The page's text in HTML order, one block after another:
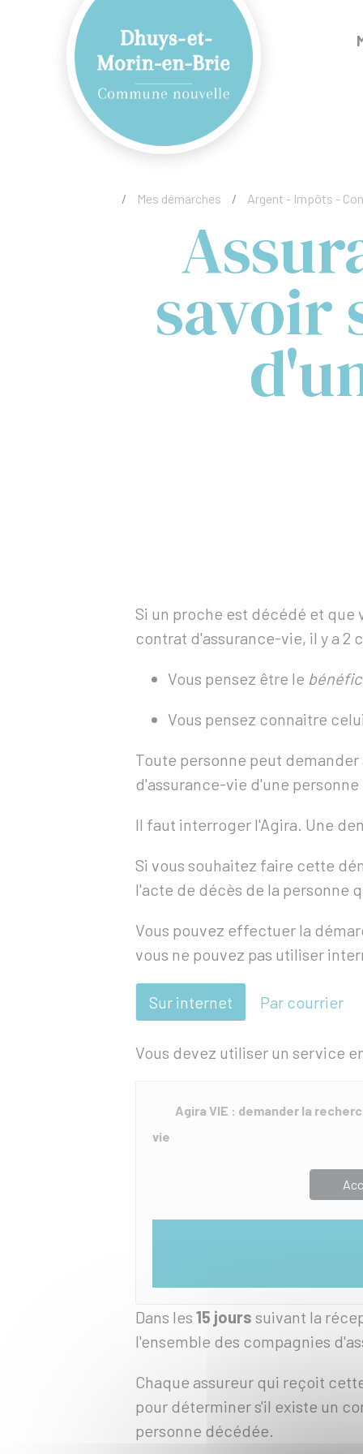
/ Mes démarches / Argent - Impôts -
savoir
Si un proche est décédé et que
contrat d'assurance-vie, il y a 2
Vous pensez être le
Vous pensez connaitre
Toute personne peut
d'assurance-vie d'une
Il faut interroger l'Agira. Une
Si vous souhaitez faire cette
l'acte de décès de la personne
Vous pouvez effectuer la
vous ne pouvez pas utiliser
Sur internet Par courrier
Vous devez utiliser un service
Agira VIE : demander la
vie
Dans les 15 jours suivant la
l'ensemble des compagnies
Chaque assureur qui reçoit
pour déterminer s'il existe un
personne décédée.